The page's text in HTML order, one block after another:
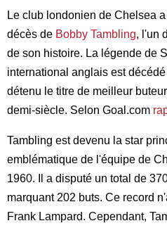
Le club londonien de Chelsea
décès de Bobby Tambling, l'un
de son histoire. La légende de
international anglais est
détenu le titre de meilleur
demi-siècle. Selon Goal.com
Tambling est devenu la star
emblématique de l'équipe de
1960. Il a disputé un total de
marquant 202 buts. Ce record
Frank Lampard. Cependant,